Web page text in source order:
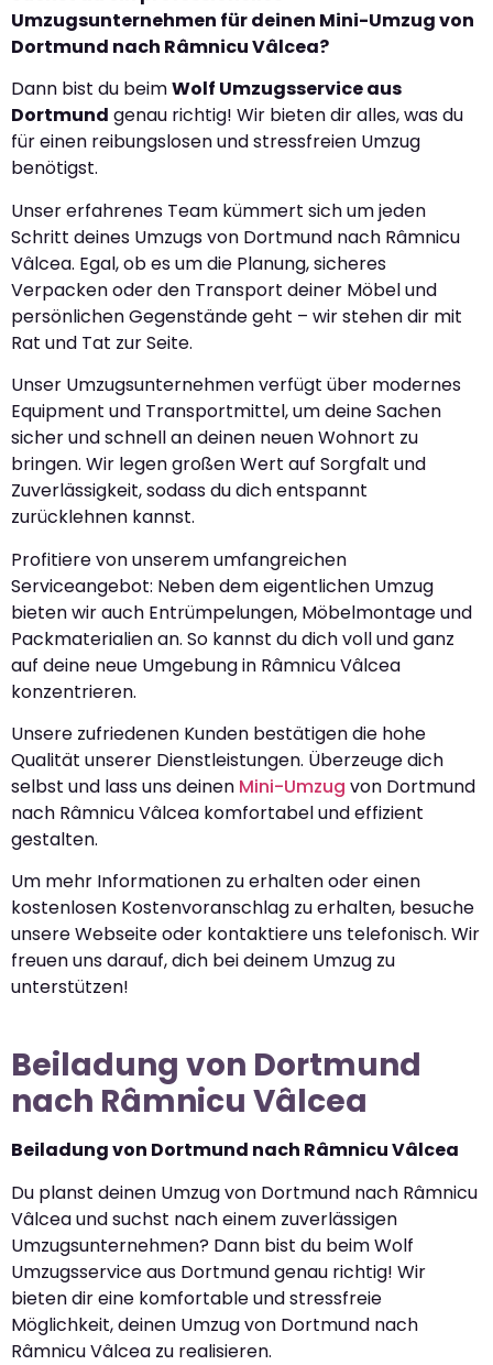
Umzugsunternehmen für deinen Mini-Umzug von
Dortmund nach Râmnicu Vâlcea?
Dann bist du beimWolf Umzugsservice aus
Dortmund genau richtig! Wir bieten dir alles, was du
für einen reibungslosen und stressfreien Umzug
benötigst.
Unser erfahrenes Team kümmert sich um jeden
Schritt deines Umzugs von Dortmund nach Râmnicu
Vâlcea. Egal, ob es um die Planung, sicheres
Verpacken oder den Transport deiner Möbel und
persönlichen Gegenstände geht – wir stehen dir mit
Rat und Tat zur Seite.
Unser Umzugsunternehmen verfügt über modernes
Equipment und Transportmittel, um deine Sachen
sicher und schnell an deinen neuen Wohnort zu
bringen. Wir legen großen Wert auf Sorgfalt und
Zuverlässigkeit, sodass du dich entspannt
zurücklehnen kannst.
Profitiere von unserem umfangreichen
Serviceangebot: Neben dem eigentlichen Umzug
bieten wir auch Entrümpelungen, Möbelmontage und
Packmaterialien an. So kannst du dich voll und ganz
auf deine neue Umgebung in Râmnicu Vâlcea
konzentrieren.
Unsere zufriedenen Kunden bestätigen die hohe
Qualität unserer Dienstleistungen. Überzeuge dich
selbst und lass uns deinen Mini-Umzug von Dortmund
nach Râmnicu Vâlcea komfortabel und effizient
gestalten.
Um mehr Informationen zu erhalten oder einen
kostenlosen Kostenvoranschlag zu erhalten, besuche
unsere Webseite oder kontaktiere uns telefonisch. Wir
freuen uns darauf, dich bei deinem Umzug zu
unterstützen!
Beiladung von Dortmund
nach Râmnicu Vâlcea
Beiladung von Dortmund nach Râmnicu Vâlcea
Du planst deinen Umzug von Dortmund nach Râmnicu
Vâlcea und suchst nach einem zuverlässigen
Umzugsunternehmen? Dann bist du beim Wolf
Umzugsservice aus Dortmund genau richtig! Wir
bieten dir eine komfortable und stressfreie
Möglichkeit, deinen Umzug von Dortmund nach
Râmnicu Vâlcea zu realisieren.